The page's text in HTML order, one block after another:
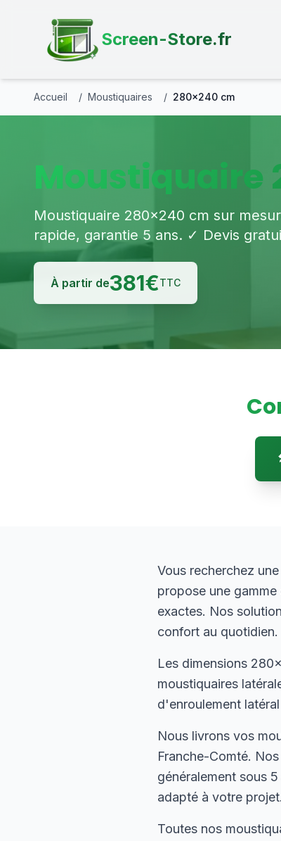
Screen-Store.fr
Accueil / Moustiquaires / 280×240 cm
Moustiquaire
Moustiquaire 280×240 cm sur
rapide, garantie 5 ans. ✓ Devis
À partir de381€TTC
Vous recherchez
propose une
exactes. Nos
confort au quotidien.
Les dimensions
moustiquaires
d'enroulement
Nous livrons vos
Franche-Comté.
généralement sous
adapté à votre projet.
Toutes nos